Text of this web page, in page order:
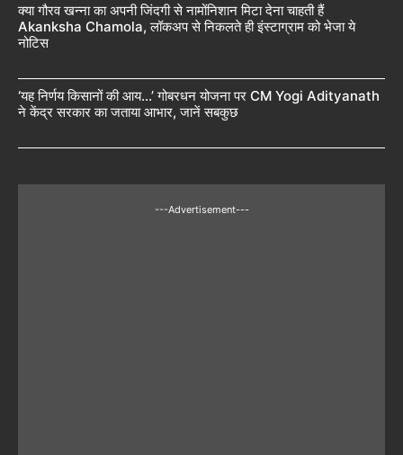
क्या गौरव खन्ना का अपनी जिंदगी से नामोंनिशान मिटा देना चाहती हैं
Akanksha Chamola, लॉकअप से निकलते ही इंस्टाग्राम को भेजा ये
नोटिस
‘यह निर्णय किसानों की आय…’ गोबरधन योजना पर CM Yogi Adityanath
ने केंद्र सरकार का जताया आभार, जानें सबकुछ
---Advertisement---